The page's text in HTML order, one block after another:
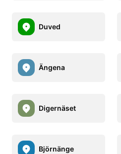
Duved
Ängena
Digernäset
Björnänge